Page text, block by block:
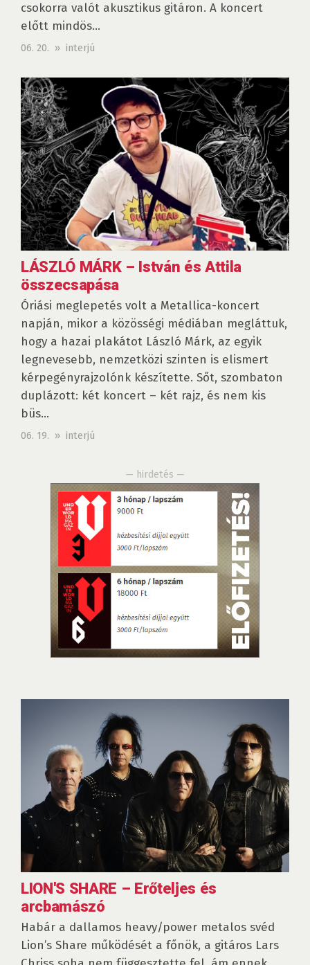
csokorra valót akusztikus gitáron. A koncert
előtt mindös...
06. 20. » interjú
LÁSZLÓ MÁRK – István és Attila
összecsapása
Óriási meglepetés volt a Metallica-koncert
napján, mikor a közösségi médiában megláttuk,
hogy a hazai plakátot László Márk, az egyik
legnevesebb, nemzetközi szinten is elismert
kérpegényrajzolónk készítette. Sőt, szombaton
duplázott: két koncert – két rajz, és nem kis
büs...
06. 19. » interjú
— hirdetés —
LION'S SHARE – Erőteljes és
arcbamászó
Habár a dallamos heavy/power metalos svéd
Lion’s Share működését a főnök, a gitáros Lars